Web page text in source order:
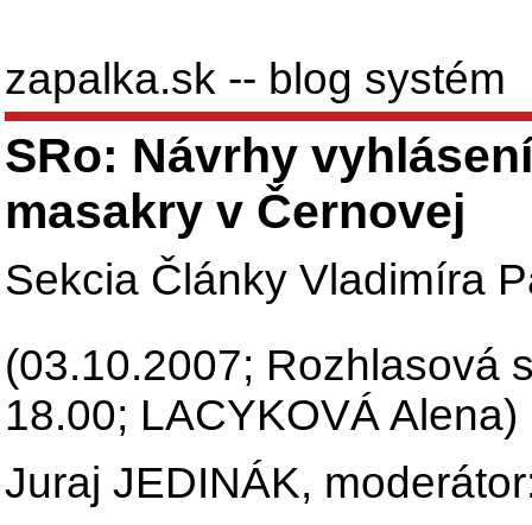
zapalka.sk -- blog systém
SRo: Návrhy
masakry v Černovej
Sekcia Články Vladimíra
(03.10.2007; Rozhlasová
18.00; LACYKOVÁ Alena)
Juraj JEDINÁK,